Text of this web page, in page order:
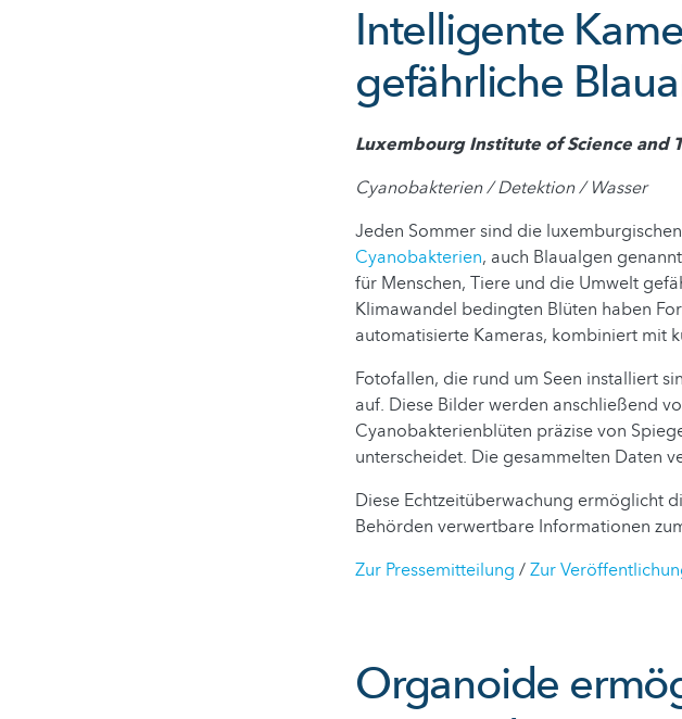
Intelligente
gefährliche
Luxembourg Institute of Science and
Cyanobakterien / Detektion / Wasser
Jeden Sommer sind die
Cyanobakterien, auch Blaualgen
für Menschen, Tiere und die Umwelt
Klimawandel bedingten Blüten haben
automatisierte Kameras, kombiniert mit
Fotofallen, die rund um Seen installiert
auf. Diese Bilder werden anschließend
Cyanobakterienblüten präzise von
unterscheidet. Die gesammelten Daten
Diese Echtzeitüberwachung ermöglicht
Behörden verwertbare Informationen
Zur Pressemitteilung /Zur
Organoide